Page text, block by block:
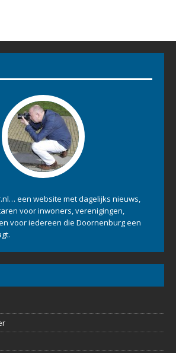
een website met dagelijks nieuws,
voor inwoners, verenigingen,
voor iedereen die Doornenburg een